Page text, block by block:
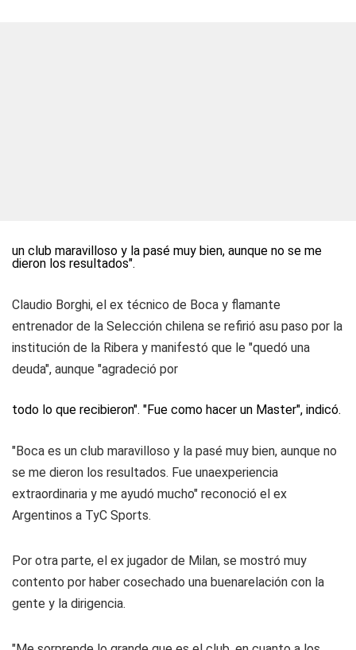
un club maravilloso y la pasé muy bien, aunque no se me
dieron los resultados".
Claudio Borghi, el ex técnico de Boca y flamante
entrenador de la Selección chilena se refirió asu paso por la
institución de la Ribera y manifestó que le "quedó una
deuda", aunque "agradeció por
todo lo que recibieron". "Fue como hacer un Master", indicó.
"Boca es un club maravilloso y la pasé muy bien, aunque no
se me dieron los resultados. Fue unaexperiencia
extraordinaria y me ayudó mucho" reconoció el ex
Argentinos a TyC Sports.
Por otra parte, el ex jugador de Milan, se mostró muy
contento por haber cosechado una buenarelación con la
gente y la dirigencia.